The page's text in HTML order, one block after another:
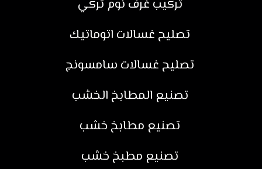
تركيب غرف نوم تركي
تصليح غسالات اتوماتيك
تصليح غسالات سامسونج
تصنيع المطابخ الخشب
تصنيع مطابخ خشب
تصنيع مطبخ خشب